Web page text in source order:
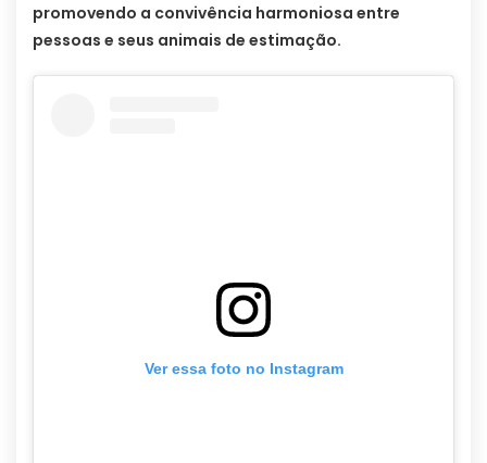
promovendo a convivência harmoniosa entre
pessoas e seus animais de estimação.
Ver essa foto no Instagram